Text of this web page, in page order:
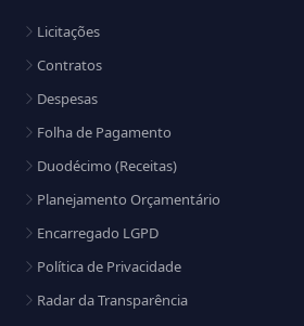
Licitações
Contratos
Despesas
Folha de Pagamento
Duodécimo (Receitas)
Planejamento Orçamentário
Encarregado LGPD
Política de Privacidade
Radar da Transparência